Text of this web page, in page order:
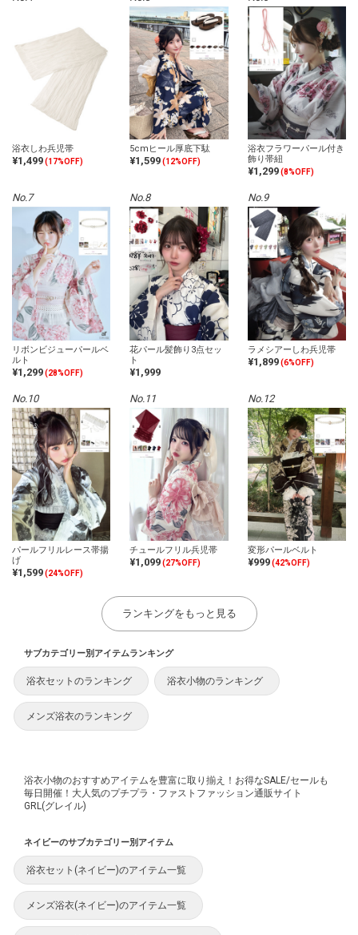
浴衣しわ兵児帯
¥1,499(17%OFF)
5cmヒール厚底下駄
¥1,599 (12%OFF)
浴衣フラワーパール付き
飾り帯紐
¥1,299 (8%OFF)
No.7
リボンビジューパールベ
ルト
¥1,299(28%OFF)
No.8
花パール髪飾り3点セッ
ト
¥1,999
No.9
ラメシアーしわ兵児帯
¥1,899 (6%OFF)
No.10
パールフリルレース帯揚
げ
¥1,599(24%OFF)
No.11
チュールフリル兵児帯
¥1,099 (27%OFF)
No.12
変形パールベルト
¥999 (42%OFF)
ランキングをもっと見る
サブカテゴリー別アイテムランキング
浴衣セットのランキング 浴衣小物のランキング
メンズ浴衣のランキング
浴衣小物のおすすめアイテムを豊富に取り揃え！お得なSALE/セールも
毎日開催！大人気のプチプラ・ファストファッション通販サイト
GRL(グレイル)
ネイビーのサブカテゴリー別アイテム
浴衣セット(ネイビー)のアイテム一覧
メンズ浴衣(ネイビー)のアイテム一覧